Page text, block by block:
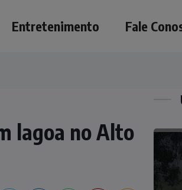
Entretenimento Fale
lagoa no Alto